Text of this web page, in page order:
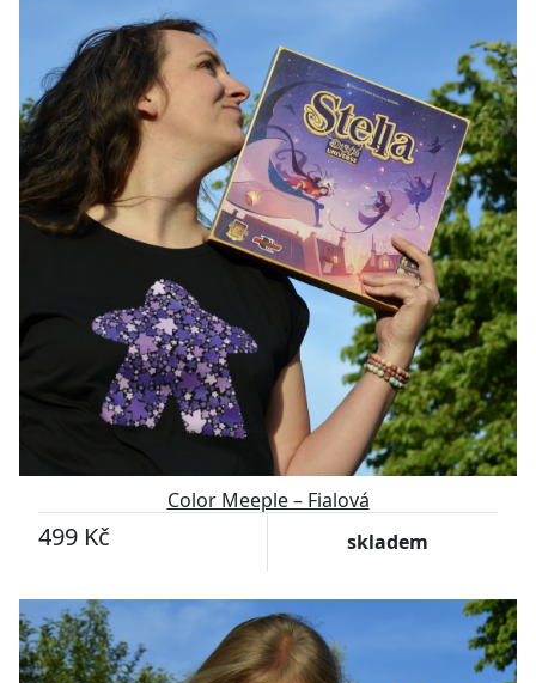
Přizpůsobitelný motiv
Color Meeple – Fialová
499 Kč skladem
Přizpůsobitelný motiv